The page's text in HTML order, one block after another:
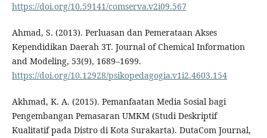
https://doi.org/10.59141/comserva.v2i09.567
Ahmad, S. (2013). Perluasan dan Pemerataan Akses
Kependidikan Daerah 3T. Journal of Chemical Information
and Modeling, 53(9), 1689–1699.
https://doi.org/10.12928/psikopedagogia.v1i2.4603.154
Akhmad, K. A. (2015). Pemanfaatan Media Sosial bagi
Pengembangan Pemasaran UMKM (Studi Deskriptif
Kualitatif pada Distro di Kota Surakarta). DutaCom Journal,